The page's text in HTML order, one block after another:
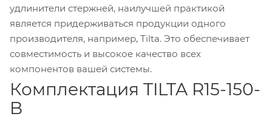
удлинители стержней, наилучшей практикой
является придерживаться продукции одного
производителя, например, Tilta. Это обеспечивает
совместимость и высокое качество всех
компонентов вашей системы.
Комплектация TILTA R15-150-
B